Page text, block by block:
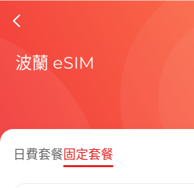
包含
波蘭 eSIM
日費套餐固定套餐